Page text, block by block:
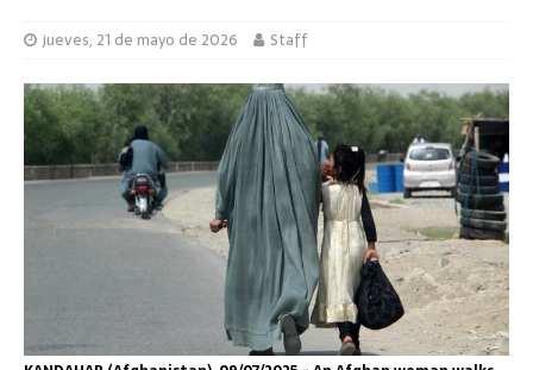
jueves, 21 de mayo de 2026 Staff